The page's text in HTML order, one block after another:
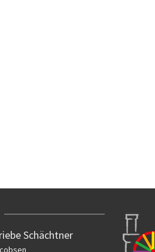
Schächtner